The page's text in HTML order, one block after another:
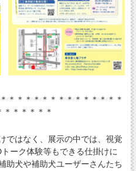
＊＊＊＊＊＊＊＊＊＊＊＊＊＊
＊＊＊＊＊＊
ではなく、展示の中では、視覚
ーク体験等もできる仕掛けに
助犬や補助犬ユーザーさんたち